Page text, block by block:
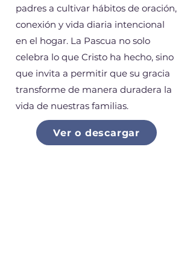
padres a cultivar hábitos de oración,
conexión y vida diaria intencional
en el hogar. La Pascua no solo
celebra lo que Cristo ha hecho, sino
que invita a permitir que su gracia
transforme de manera duradera la
vida de nuestras familias.
Ver o descargar